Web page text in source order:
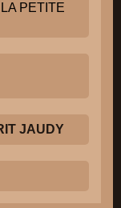
PETITE
JAUDY